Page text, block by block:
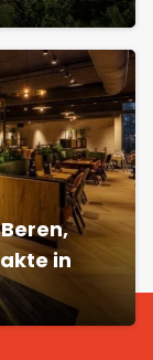
in